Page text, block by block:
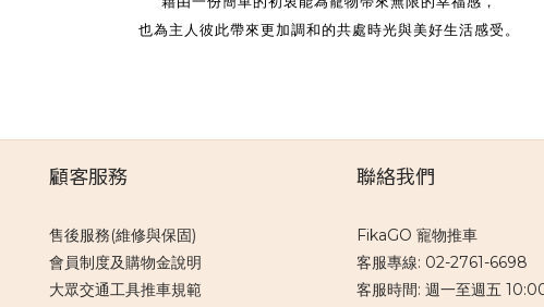
也為主人彼此帶來更加調和的共處時光與美好生活感受。
顧客服務
售後服務(維修與保固)
會員制度及購物金說明
大眾交通工具推車規範
聯絡我們
FikaGO 寵物推車
客服專線: 02-2761-6698
客服時間: 週一至週五